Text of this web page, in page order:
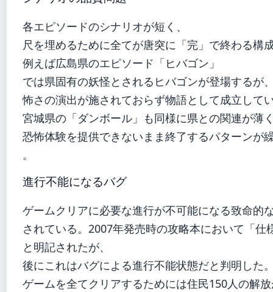
各エピソードのシナリオが短く、
尺を埋めるために全てが唐突に「完」で終わる構
例えば広島県のエピソード「ヒバゴン」
では県固有の妖怪とされるヒバゴンが登場するが
怖さの演出が施されておらず物語として成立して
宮城県の「ダンボール」も同様に県との関連が薄
恐怖体験を提供できないまま終了するパターンが
。
進行不能になるバグ
ゲームクリアに必要な進行が不可能になる致命的
されている。2007年発売時の攻略本において「仕
と明記されたが、
後にこれはバグによる進行不能状態だと判明した
ゲームを全てクリアするためには住民150人の解